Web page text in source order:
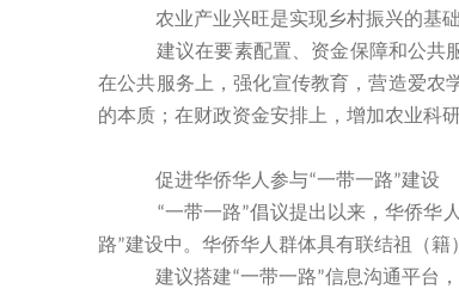
农业产业兴旺是实现乡村振兴的基础和
建议在要素配置、资金保障和公共服务
在公共服务上，强化宣传教育，营造爱农
的本质；在财政资金安排上，增加农业科
促进华侨华人参与“一带一路”建设
“一带一路”倡议提出以来，华侨华
路”建设中。华侨华人群体具有联结祖（籍
建议搭建“一带一路”信息沟通平台